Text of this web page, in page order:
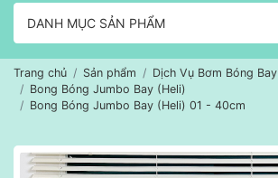
DANH MỤC SẢN PHẨM
Trang chủ Sản phẩm
Dịch Vụ Bơm Bóng Bay
Bong Bóng Jumbo Bay (Heli)
Bong Bóng Jumbo Bay (Heli) 01 - 40cm